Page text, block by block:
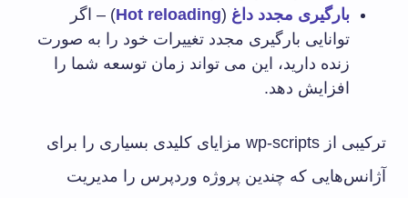
بارگیری مجدد داغ (
Hot reloading) – اگر
توانایی بارگیری مجدد تغییرات خود را به صورت
زنده دارید، این می تواند زمان توسعه شما را
افزایش دهد.
ترکیبی از wp-scripts مزایای کلیدی بسیاری را برای
آژانس‌هایی که چندین پروژه وردپرس را مدیریت